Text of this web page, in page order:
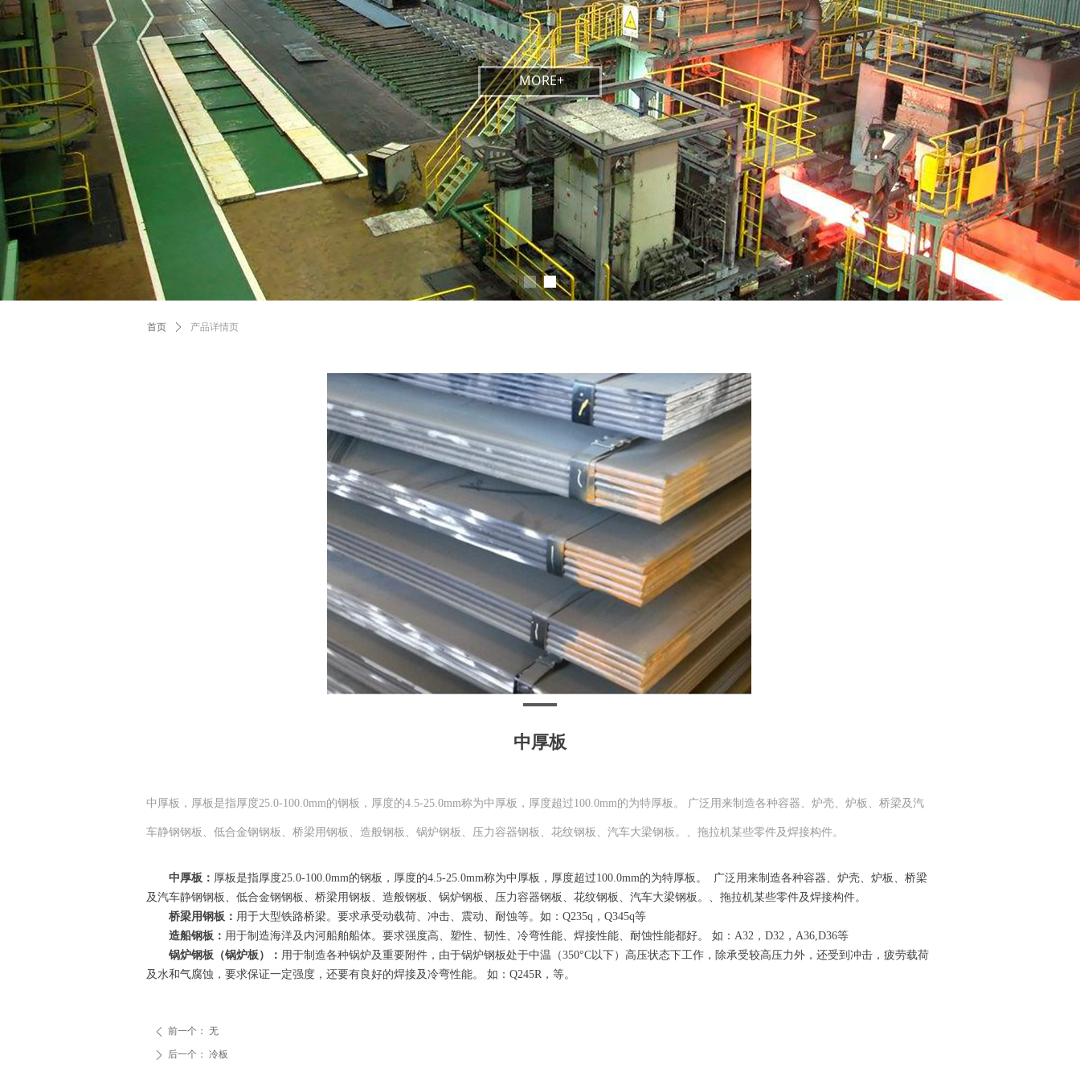
MORE+
中厚板
中厚板，厚板是指厚度25.0-100.0mm的钢板，厚度的4.5-25.0mm称为中厚板，厚度超过100.0mm的为特厚板。 广泛用来制造各种容器、炉壳、炉板、桥梁及汽
车静钢钢板、低合金钢钢板、桥梁用钢板、造般钢板、锅炉钢板、压力容器钢板、花纹钢板、汽车大梁钢板。、拖拉机某些零件及焊接构件。
ꄴ 前一个： 无
ꄲ 后一个： 冷板
中厚板： 厚板是指厚度25.0-100.0mm的钢板，厚度的4.5-25.0mm称为中厚板，厚度超过100.0mm的为特厚板。 广泛用来制造各种容器、炉壳、炉板、桥梁
及汽车静钢钢板、低合金钢钢板、桥梁用钢板、造般钢板、锅炉钢板、压力容器钢板、花纹钢板、汽车大梁钢板。、拖拉机某些零件及焊接构件。
桥梁用钢板： 用于大型铁路桥梁。要求承受动载荷、冲击、震动、耐蚀等。如：Q235q，Q345q等
造船钢板： 用于制造海洋及内河船舶船体。要求强度高、塑性、韧性、冷弯性能、焊接性能、耐蚀性能都好。 如：A32，D32，A36,D36等
锅炉钢板（锅炉板）： 用于制造各种锅炉及重要附件，由于锅炉钢板处于中温（350°C以下）高压状态下工作，除承受较高压力外，还受到冲击，疲劳载荷
及水和气腐蚀，要求保证一定强度，还要有良好的焊接及冷弯性能。 如：Q245R，等。
首页 ꄲ 产品详情页